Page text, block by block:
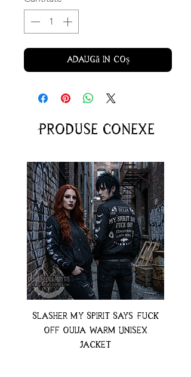
Adaugă în coș
Produse conexe
Slasher My Spirit Says Fuck
Off Ouija Warm Unisex
Jacket